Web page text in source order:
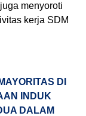
menyoroti
kerja SDM
DI
INDUK
DALAM